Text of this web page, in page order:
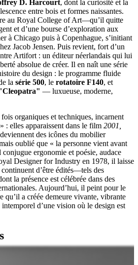
D. Harcourt, dont la curiosité et la
entre bois et formes naissantes.
au Royal College of Art—qu’il quitte
et d’une bourse d’exploration aux
à Chicago puis à Copenhague, s’initiant
Jacob Jensen. Puis revient, fort d’un
Artifort : un éditeur néerlandais qui lui
absolue de créer. Il en naît une série
du design : le programme fluide
la série 500, le rotatoire F140, et
— luxueuse, moderne,
organiques et techniques, incarnent
: elles apparaissent dans le film 2001,
des icônes du mobilier
oublié que « la personne vient avant
ergonomie et poésie, audace
Designer for Industry en 1978, il laisse
d’être édités—tels des
la présence est célébrée dans des
Aujourd’hui, il peint pour le
qu’il a créée demeure vivante, vibrante
d’une vision où le design est